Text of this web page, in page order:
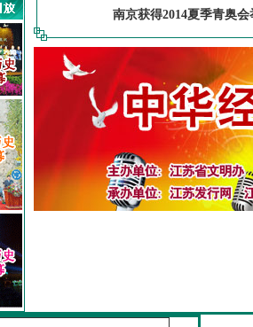
南京获得2014夏季青奥会